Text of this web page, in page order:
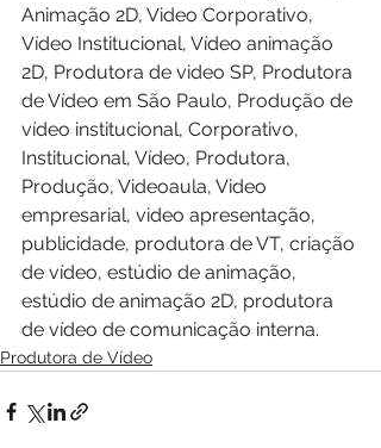
Animação 2D, Video Corporativo,
Vídeo Institucional, Vídeo animação
2D, Produtora de video SP, Produtora
de Vídeo em São Paulo, Produção de
vídeo institucional, Corporativo,
Institucional, Vídeo, Produtora,
Produção, Videoaula, Video
empresarial, video apresentação,
publicidade, produtora de VT, criação
de vídeo, estúdio de animação,
estúdio de animação 2D, produtora
de vídeo de comunicação interna.
Produtora de Vídeo